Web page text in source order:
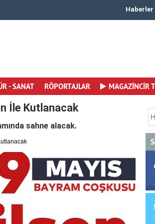
Ergüder 50. Yaşına Merhaba Dedi Yaşamay..Haberler
- SANAT RÖPORTAJLAR MAGAZİNCİR
İle Kutlanacak
sahne alacak.